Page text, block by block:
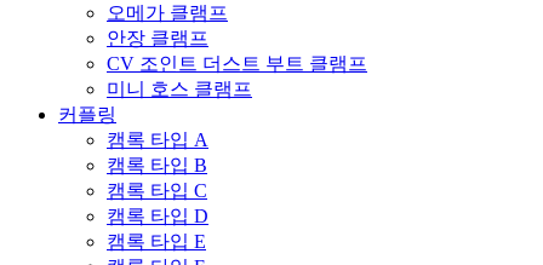
오메가 클램프
안장 클램프
CV 조인트 더스트 부트 클램프
미니 호스 클램프
커플링
캠록 타입 A
캠록 타입 B
캠록 타입 C
캠록 타입 D
캠록 타입 E